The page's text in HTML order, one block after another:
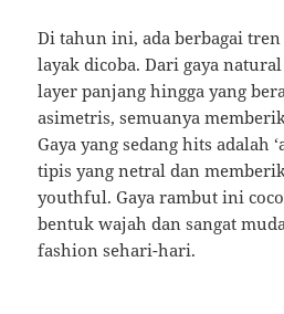
Di tahun ini, ada berbagai
layak dicoba. Dari gaya
layer panjang hingga yang
asimetris, semuanya
Gaya yang sedang hits adalah
tipis yang netral dan
youthful. Gaya rambut ini
bentuk wajah dan sangat
fashion sehari-hari.